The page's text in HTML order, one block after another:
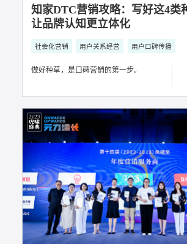
牌大使的不同运营策略
私域运营营销